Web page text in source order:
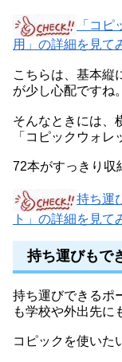
「コ
用」の詳細を見て
こちらは、基本縦
が少し心配ですね。
そんなときには、
「コピックウォレ
72本がすっきり収
持ち運
ト」の詳細を見て
持ち運びもで
持ち運びできるポ
も学校や外出先に
コピックを使いた